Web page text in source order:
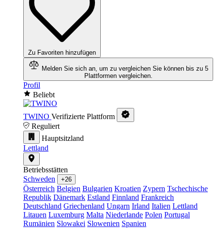
Zu Favoriten hinzufügen
Melden Sie sich an, um zu vergleichen Sie können bis zu 5
Plattformen vergleichen.
Profil
Beliebt
TWINO Verifizierte Plattform
Reguliert
Hauptsitzland
Lettland
Betriebsstätten
Schweden
+26
Österreich Belgien Bulgarien Kroatien Zypern Tschechische
Republik Dänemark Estland Finnland Frankreich
Deutschland Griechenland Ungarn Irland Italien Lettland
Litauen Luxemburg Malta Niederlande Polen Portugal
Rumänien Slowakei Slowenien Spanien